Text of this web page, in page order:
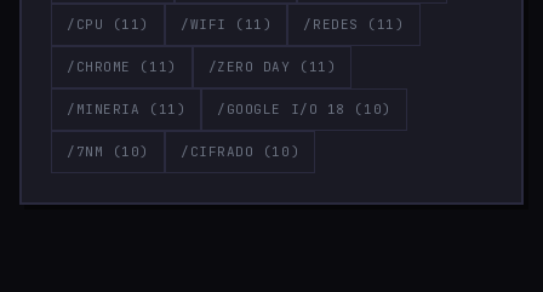
/CPU (11) /WIFI (11) /REDES (11)
/CHROME (11) /ZERO DAY (11)
/MINERIA (11) /GOOGLE I/O 18 (10)
/7NM (10) /CIFRADO (10)